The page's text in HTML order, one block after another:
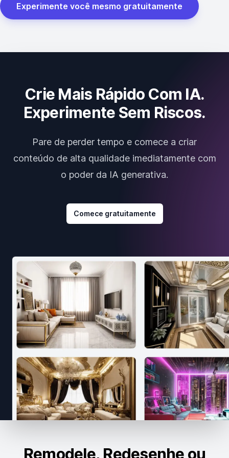
Experimente você mesmo gratuitamente
Crie Mais Rápido Com IA.
Experimente Sem Riscos.
Pare de perder tempo e comece a criar
conteúdo de alta qualidade imediatamente com
o poder da IA generativa.
Comece gratuitamente
Remodele, Redesenhe ou